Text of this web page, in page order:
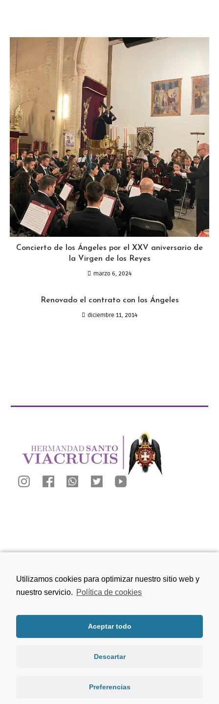
Utilizamos cookies para optimizar nuestro sitio web y
nuestro servicio. Política de cookies
Aceptar todo
Descartar
Preferencias
Concierto de los Ángeles por el XXV aniversario de
la Virgen de los Reyes
marzo 6, 2024
Renovado el contrato con los Ángeles
diciembre 11, 2014
Granada
viacrucisdegranada@gmail.com